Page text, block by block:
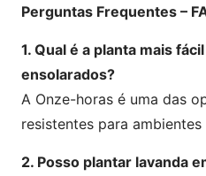
Perguntas Frequentes –
1. Qual é a planta mais
ensolarados?
A Onze-horas é uma das
resistentes para
2. Posso plantar lavanda